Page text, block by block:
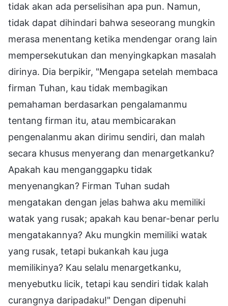
tidak akan ada perselisihan apa pun. Namun,
tidak dapat dihindari bahwa seseorang mungkin
merasa menentang ketika mendengar orang lain
mempersekutukan dan menyingkapkan masalah
dirinya. Dia berpikir, "Mengapa setelah membaca
firman Tuhan, kau tidak membagikan
pemahaman berdasarkan pengalamanmu
tentang firman itu, atau membicarakan
pengenalanmu akan dirimu sendiri, dan malah
secara khusus menyerang dan menargetkanku?
Apakah kau menganggapku tidak
menyenangkan? Firman Tuhan sudah
mengatakan dengan jelas bahwa aku memiliki
watak yang rusak; apakah kau benar-benar perlu
mengatakannya? Aku mungkin memiliki watak
yang rusak, tetapi bukankah kau juga
memilikinya? Kau selalu menargetkanku,
menyebutku licik, tetapi kau sendiri tidak kalah
curangnya daripadaku!" Dengan dipenuhi